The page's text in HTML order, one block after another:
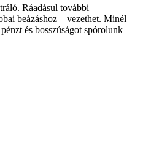
Ráadásul további
beázáshoz – vezethet. Minél
és bosszúságot spórolunk